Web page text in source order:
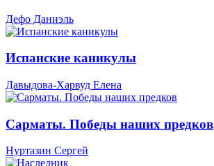
Дефо Даниэль
Испанские каникулы
Давыдова-Харвуд Елена
Сарматы. Победы наших предков
Нуртазин Сергей